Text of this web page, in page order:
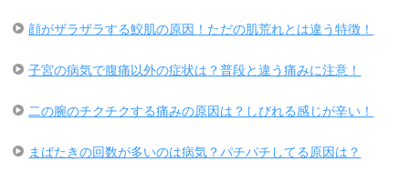
顔がザラザラする鮫肌の原因！ただの肌荒れとは違う特徴！
子宮の病気で腹痛以外の症状は？普段と違う痛みに注意！
二の腕のチクチクする痛みの原因は？しびれる感じが辛い！
まばたきの回数が多いのは病気？パチパチしてる原因は？